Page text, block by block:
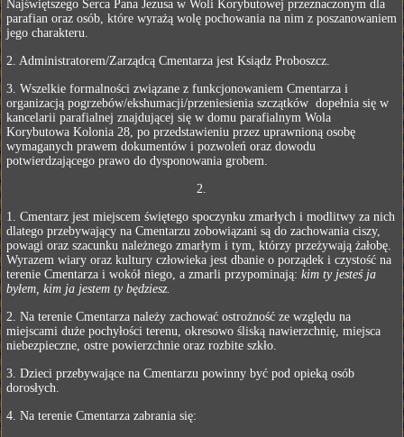
Najświętszego Serca Pana Jezusa w Woli Korybutowej przeznaczonym dla
parafian oraz osób, które wyrażą wolę pochowania na nim z poszanowaniem
jego charakteru.
2. Administratorem/Zarządcą Cmentarza jest Ksiądz Proboszcz.
3. Wszelkie formalności związane z funkcjonowaniem Cmentarza i
organizacją pogrzebów/ekshumacji/przeniesienia szczątków dopełnia się w
kancelarii parafialnej znajdującej się w domu parafialnym Wola
Korybutowa Kolonia 28, po przedstawieniu przez uprawnioną osobę
wymaganych prawem dokumentów i pozwoleń oraz dowodu
potwierdzającego prawo do dysponowania grobem.
2.
1. Cmentarz jest miejscem świętego spoczynku zmarłych i modlitwy za nich
dlatego przebywający na Cmentarzu zobowiązani są do zachowania ciszy,
powagi oraz szacunku należnego zmarłym i tym, którzy przeżywają żałobę.
Wyrazem wiary oraz kultury człowieka jest dbanie o porządek i czystość na
terenie Cmentarza i wokół niego, a zmarli przypominają: kim ty jesteś ja
byłem, kim ja jestem ty będziesz.
2. Na terenie Cmentarza należy zachować ostrożność ze względu na
miejscami duże pochyłości terenu, okresowo śliską nawierzchnię, miejsca
niebezpieczne, ostre powierzchnie oraz rozbite szkło.
3. Dzieci przebywające na Cmentarzu powinny być pod opieką osób
dorosłych.
4. Na terenie Cmentarza zabrania się: